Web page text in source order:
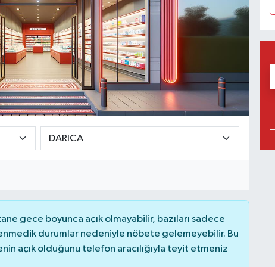
gece boyunca açık olmayabilir, bazıları sadece
durumlar nedeniyle nöbete gelemeyebilir. Bu
açık olduğunu telefon aracılığıyla teyit etmeniz